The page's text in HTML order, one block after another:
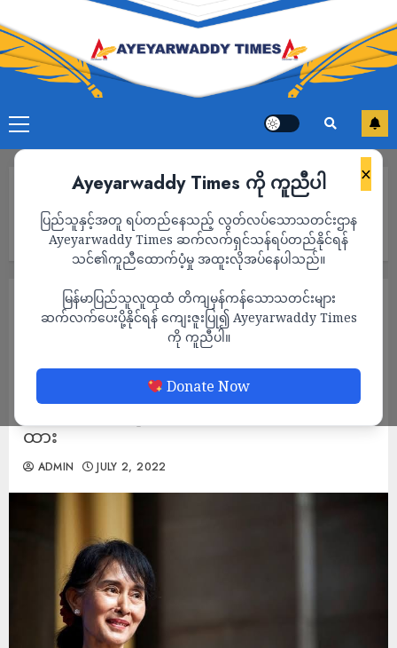
×
Ayeyarwaddy Times ကို ကူညီပါ
ပြည်သူနှင့်အတူ ရပ်တည်နေသည့် လွတ်လပ်သောသတင်းဌာန
Ayeyarwaddy Times ဆက်လက်ရှင်သန်ရပ်တည်နိုင်ရန်
သင်၏ကူညီထောက်ပံ့မှု အထူးလိုအပ်နေပါသည်။
မြန်မာပြည်သူလူထုထံ တိကျမှန်ကန်သောသတင်းများ
ဆက်လက်ပေးပို့နိုင်ရန် ကျေးဇူးပြု၍ Ayeyarwaddy Times
ကို ကူညီပါ။
Donate Now
အကျယ်ချုပ်ထားဖို့ တောင်းဆိုပေမယ့် စစ်ကောင်စီက အကျဉ်းထောင်
မှာသာ ဆက်လက်ထိန်းသိမ်းထား
အာဆီယံ အထူးကိုယ်စားလှယ်က ဒေါ်အောင်
ဆန်းစုကြည်ကို နေအိမ်အကျယ်ချုပ်ထားဖို့
တောင်းဆိုပေမယ့် စစ်ကောင်စီက
အကျဉ်းထောင်မှာသာ ဆက်လက်ထိန်းသိမ်း
ထား
ADMIN JULY 2, 2022